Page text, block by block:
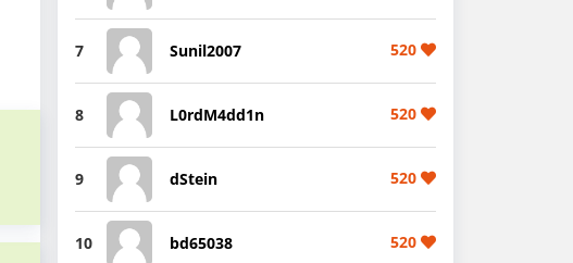
7 Sunil2007 520
8 L0rdM4dd1n 520
9 dStein 520
10 bd65038 520